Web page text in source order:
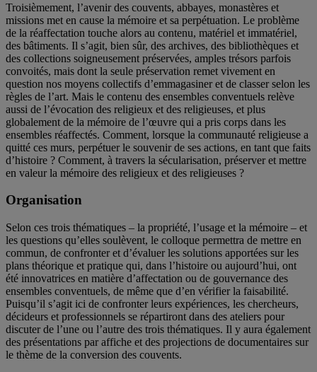
Troisièmement, l’avenir des couvents, abbayes, monastères et
missions met en cause la mémoire et sa perpétuation. Le problème
de la réaffectation touche alors au contenu, matériel et immatériel,
des bâtiments. Il s’agit, bien sûr, des archives, des bibliothèques et
des collections soigneusement préservées, amples trésors parfois
convoités, mais dont la seule préservation remet vivement en
question nos moyens collectifs d’emmagasiner et de classer selon les
règles de l’art. Mais le contenu des ensembles conventuels relève
aussi de l’évocation des religieux et des religieuses, et plus
globalement de la mémoire de l’œuvre qui a pris corps dans les
ensembles réaffectés. Comment, lorsque la communauté religieuse a
quitté ces murs, perpétuer le souvenir de ses actions, en tant que faits
d’histoire ? Comment, à travers la sécularisation, préserver et mettre
en valeur la mémoire des religieux et des religieuses ?
Organisation
Selon ces trois thématiques – la propriété, l’usage et la mémoire – et
les questions qu’elles soulèvent, le colloque permettra de mettre en
commun, de confronter et d’évaluer les solutions apportées sur les
plans théorique et pratique qui, dans l’histoire ou aujourd’hui, ont
été innovatrices en matière d’affectation ou de gouvernance des
ensembles conventuels, de même que d’en vérifier la faisabilité.
Puisqu’il s’agit ici de confronter leurs expériences, les chercheurs,
décideurs et professionnels se répartiront dans des ateliers pour
discuter de l’une ou l’autre des trois thématiques. Il y aura également
des présentations par affiche et des projections de documentaires sur
le thème de la conversion des couvents.